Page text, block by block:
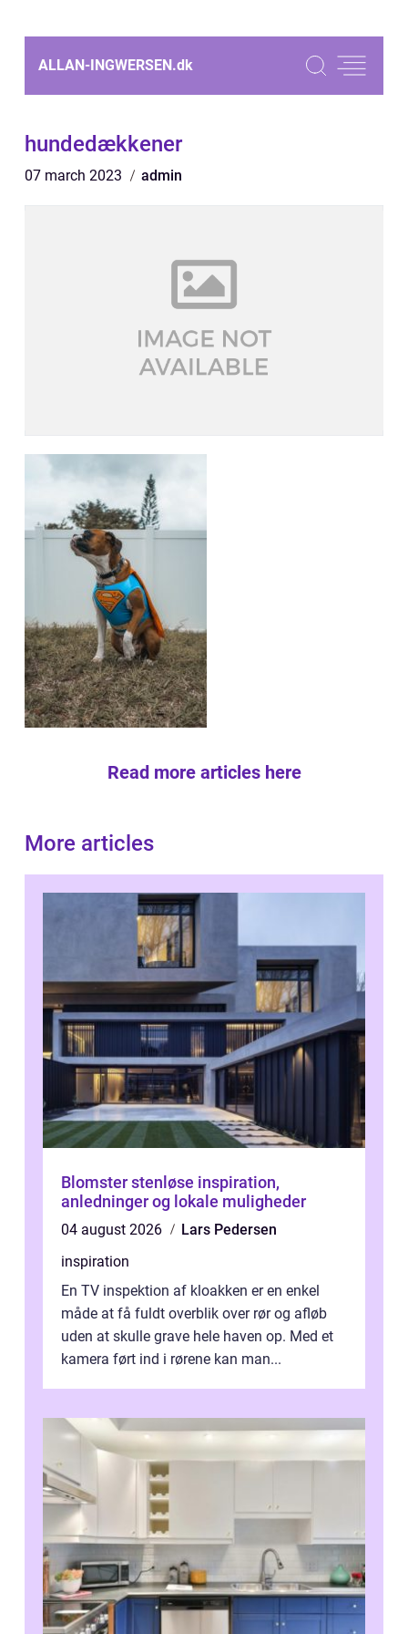
ALLAN-INGWERSEN.dk
hundedækkener
07 march 2023 admin
Read more articles here
More articles
Blomster stenløse inspiration,
anledninger og lokale muligheder
04 august 2026
Lars Pedersen
inspiration
En TV inspektion af kloakken er en enkel
måde at få fuldt overblik over rør og afløb
uden at skulle grave hele haven op. Med et
kamera ført ind i rørene kan man...